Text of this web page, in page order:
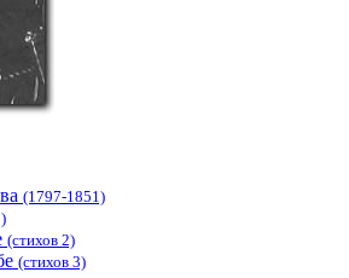
(1797-1851)
(стихов 2)
(стихов 3)